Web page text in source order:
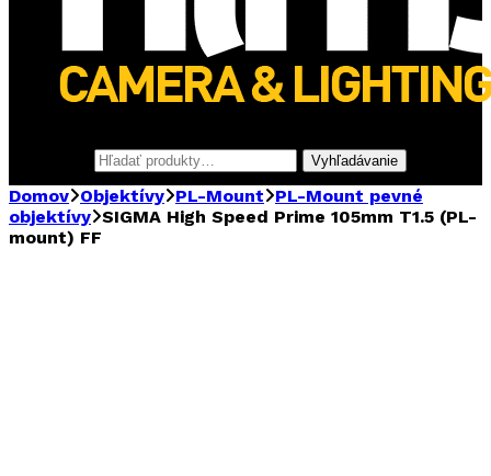
Vyhľadávanie
Domov Objektívy PL-Mount
PL-Mount pevné
objektívy SIGMA High Speed Prime 105mm T1.5 (PL-
mount) FF